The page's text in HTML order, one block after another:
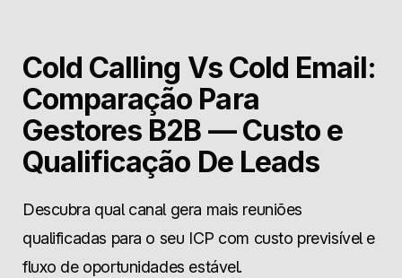
Cold Calling Vs Cold Email:
Comparação Para
Gestores B2B — Custo e
Qualificação De Leads
Descubra qual canal gera mais reuniões
qualificadas para o seu ICP com custo previsível e
fluxo de oportunidades estável.